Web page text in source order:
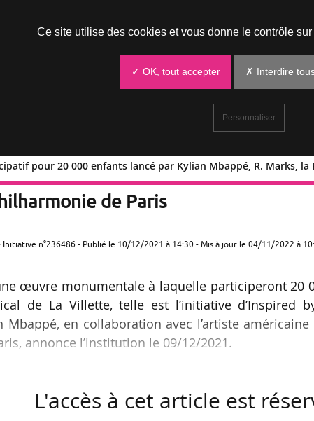
pour 20 000 enfants lancé par Kylian Mbappé, R. Marks, la
pour 20 000 enfants lancé par
de Paris
Initiative n°236486 - Publié le 10/12/2021 à 14:30- Mis à jour le 04/11/2022 à
œuvre monumentale à laquelle participeront 20
de La Villette, telle est l’initiative d’Inspired
Mbappé, en collaboration avec l’artiste
annonce l’institution le 09/12/2021.
où l’œuvre restera exposée trois mois en
L'accès à cet article est
Ce site utilise des cookies et vous donne le contrôle
✓ OK, tout accepter ✗ Interdire
Personnaliser